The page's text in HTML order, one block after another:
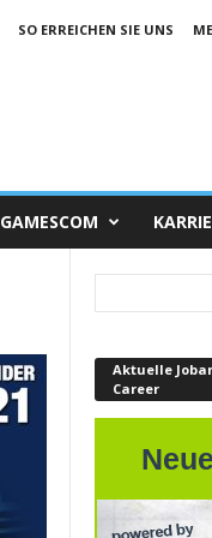
SO ERREICHEN SIE UNS
GAMESCOM
Aktuelle
Career